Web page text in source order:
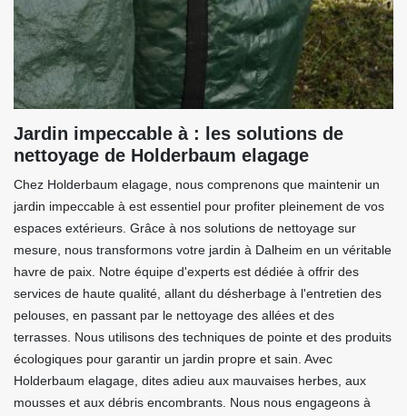
Jardin impeccable à : les solutions de
nettoyage de Holderbaum elagage
Chez Holderbaum elagage, nous comprenons que maintenir un
jardin impeccable à est essentiel pour profiter pleinement de vos
espaces extérieurs. Grâce à nos solutions de nettoyage sur
mesure, nous transformons votre jardin à Dalheim en un véritable
havre de paix. Notre équipe d'experts est dédiée à offrir des
services de haute qualité, allant du désherbage à l'entretien des
pelouses, en passant par le nettoyage des allées et des
terrasses. Nous utilisons des techniques de pointe et des produits
écologiques pour garantir un jardin propre et sain. Avec
Holderbaum elagage, dites adieu aux mauvaises herbes, aux
mousses et aux débris encombrants. Nous nous engageons à